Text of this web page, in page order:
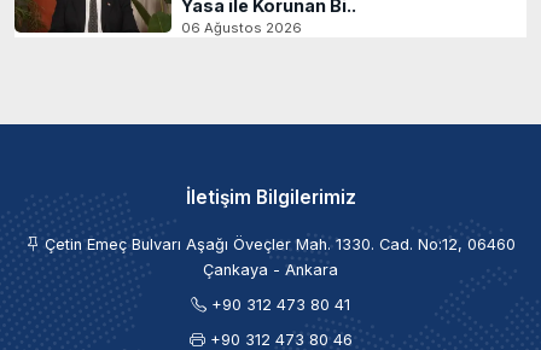
Yasa ile Korunan Bi..
06 Ağustos 2026
İletişim Bilgilerimiz
Çetin Emeç Bulvarı Aşağı Öveçler Mah. 1330. Cad. No:12, 06460
Çankaya - Ankara
+90 312 473 80 41
+90 312 473 80 46